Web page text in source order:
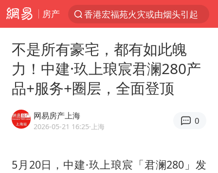
房产
香港宏福苑火灾或由烟头引起
浙江海事局启动Ⅰ级防台应急响应
预计“白海豚”明晚将在浙江舟山到福建福鼎一带沿海登陆
今年第二强台风将带来多大影响
不是所有豪宅，都有如此魄
力！中建·玖上琅宸君澜280产
品+服务+圈层，全面登顶
网易房产上海
2026-05-21 16:25·上海
0
5月20日，中建·玖上琅宸「君澜280」发